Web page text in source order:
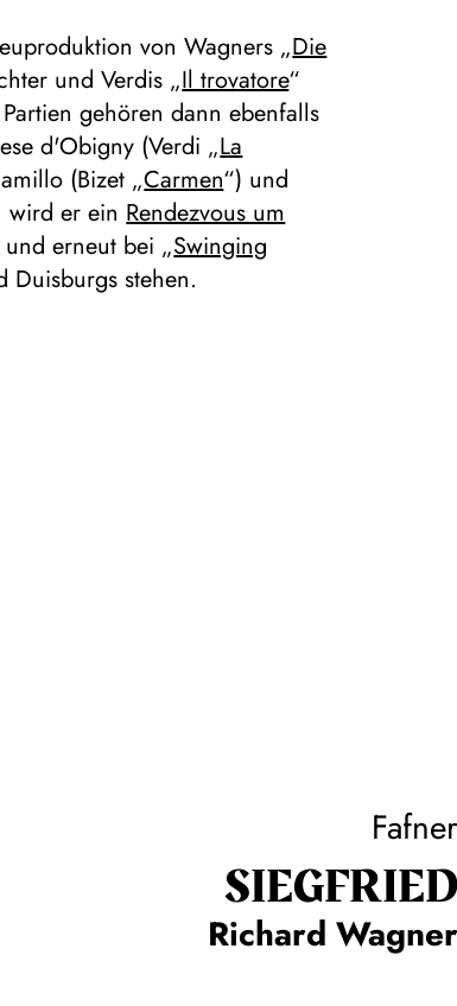
von Wagners „Die
und Verdis „Il trovatore“
gehören dann ebenfalls
d'Obigny (Verdi „La
(Bizet „Carmen“) und
wird er einRendezvous um
erneut bei „Swinging
Duisburgs stehen.
Fafner
SIEG­FRIED
Richard Wagner